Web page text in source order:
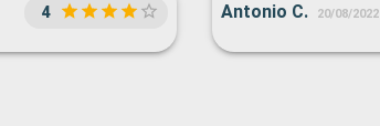
4 Antonio C. 20/08/2022